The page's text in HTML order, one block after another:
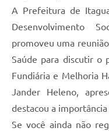
A Prefeitura de
Desenvolvimento
promoveu uma
Saúde para discutir o
Fundiária e Melhoria
Jander Heleno,
destacou a
Se você ainda não